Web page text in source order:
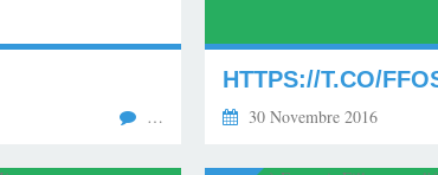
… 30 Novembre 2016